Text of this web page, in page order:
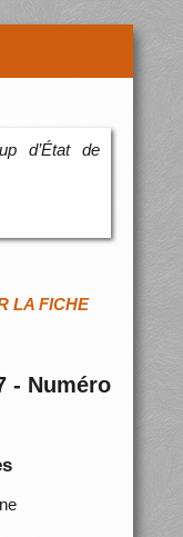
d’État de
LA FICHE
- Numéro